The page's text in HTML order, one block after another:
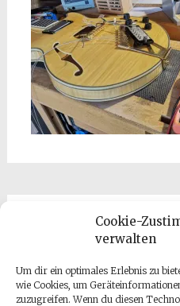
Cookie-
verwalten
Um dir ein optimales Erlebnis zu
wie Cookies, um
zuzugreifen. Wenn du diesen
Formales
Datenschutzrichlinie
Cookie-Richtlinie (EU)